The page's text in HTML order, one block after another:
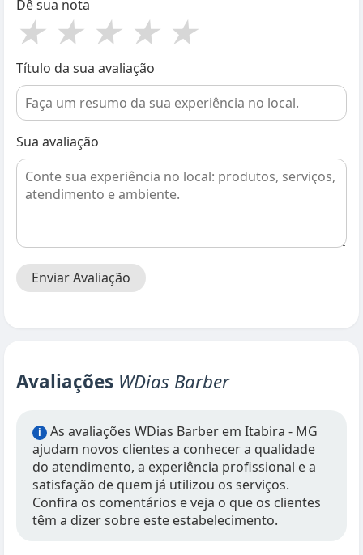
Dê sua nota
★ ★ ★ ★ ★
Título da sua avaliação
Sua avaliação
Enviar Avaliação
Avaliações WDias Barber
i
As avaliações WDias Barber em Itabira - MG
ajudam novos clientes a conhecer a qualidade
do atendimento, a experiência profissional e a
satisfação de quem já utilizou os serviços.
Confira os comentários e veja o que os clientes
têm a dizer sobre este estabelecimento.